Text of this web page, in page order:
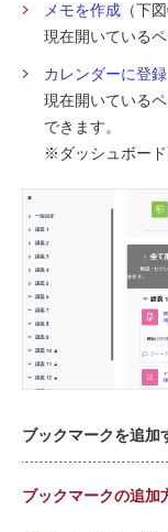
メモを作成 （下
現在開いている
カレンダーに登録
現在開いている
できます。
※ダッシュボー
ブックマークを追加
ブックマークの追加